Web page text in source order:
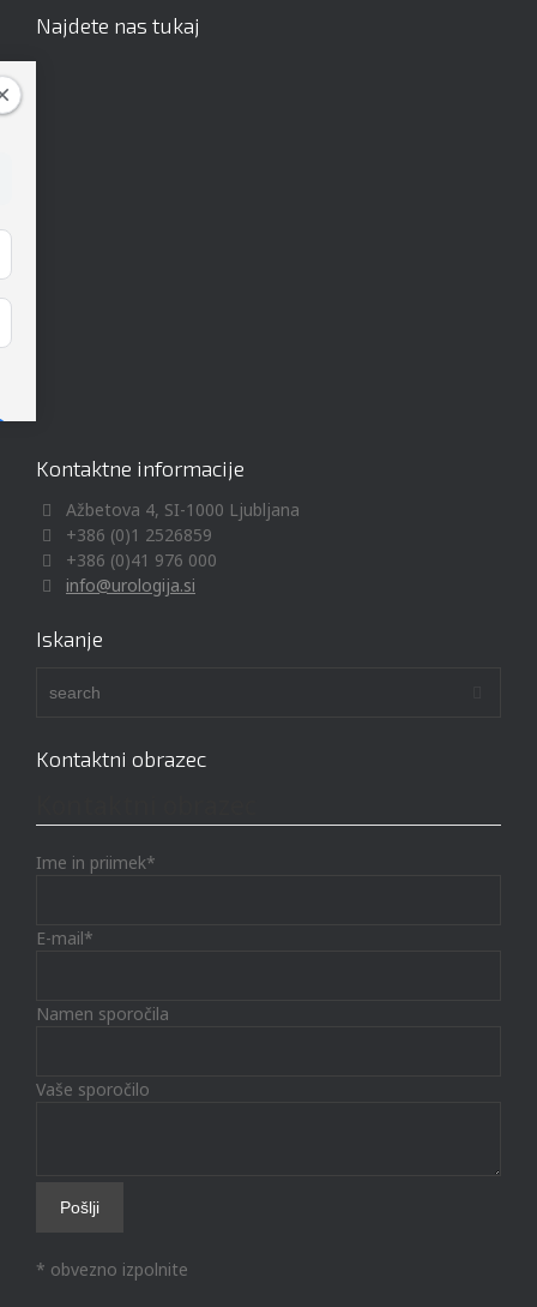
Najdete nas tukaj
Kontaktne informacije
Ažbetova 4, SI-1000 Ljubljana
+386 (0)1 2526859
+386 (0)41 976 000
info@urologija.si
Iskanje
Kontaktni obrazec
Ime in priimek*
E-mail*
Namen sporočila
Vaše sporočilo
* obvezno izpolnite